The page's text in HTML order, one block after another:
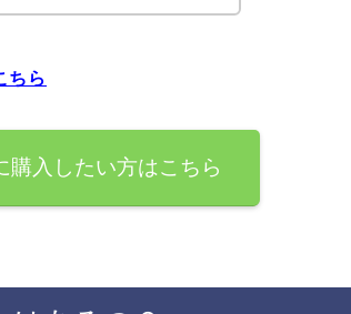
ちら
購入したい方はこちら